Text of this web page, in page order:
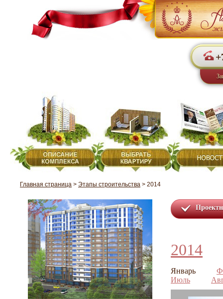
Главная страница > Этапы строительства > 2014
2014
Январь
Июль